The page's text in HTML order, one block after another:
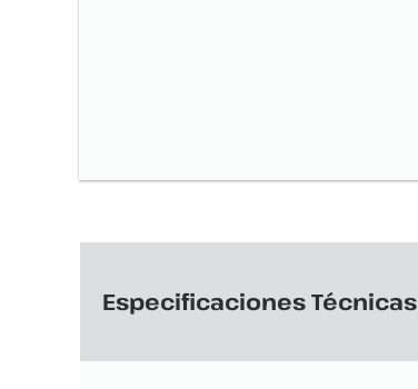
Especificaciones Técnicas